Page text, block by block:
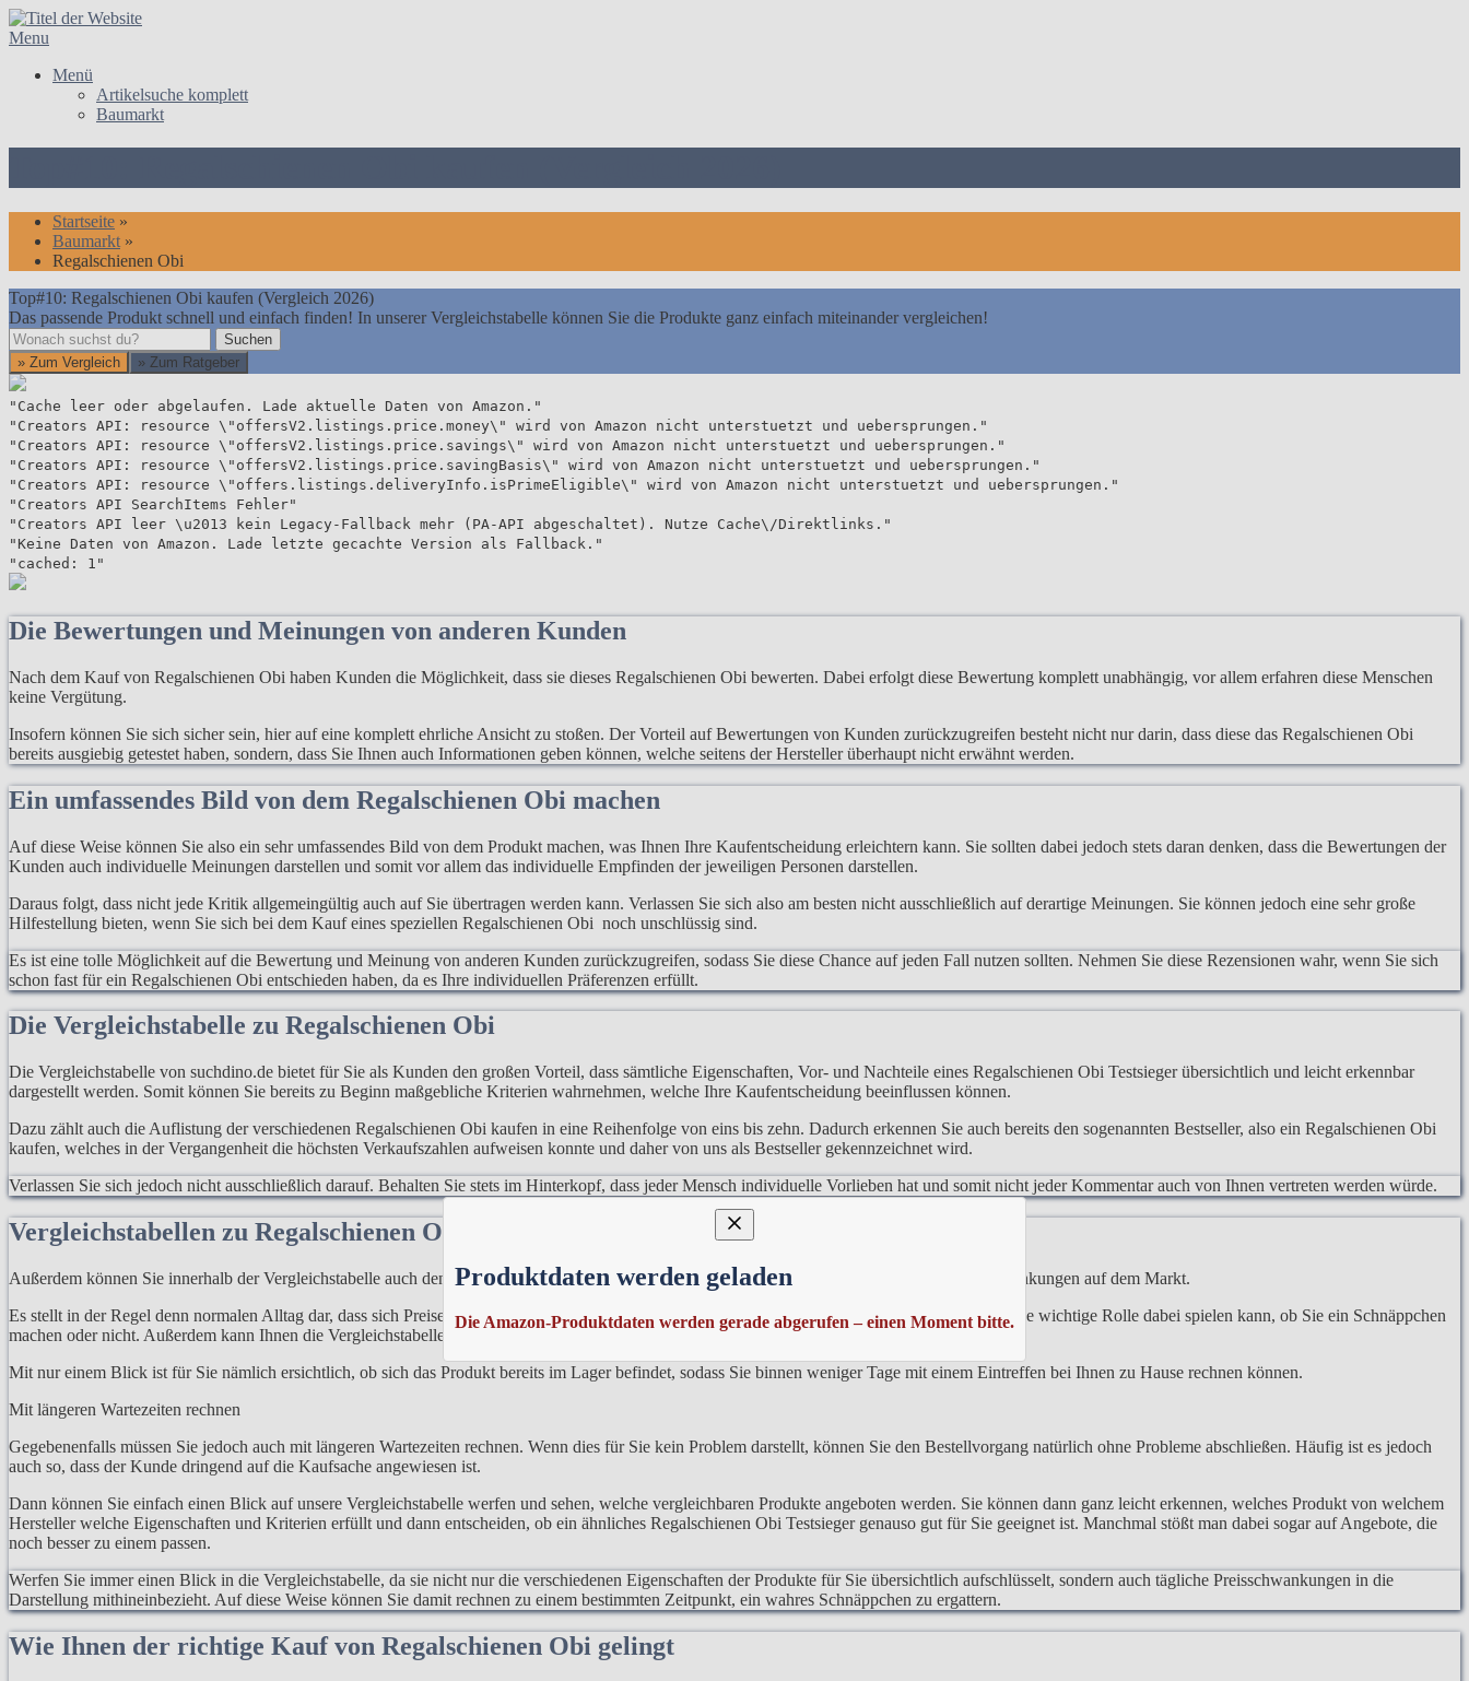
Skip
to
Menu
Menü
Artikelsuche komplett
Baumarkt
Startseite »
Baumarkt »
Regalschienen Obi
Top#10: Regalschienen Obi kaufen (Vergleich 2026)
Das passende Produkt schnell und einfach finden! In unserer Vergleichstabelle können Sie die Produkte ganz einfach miteinander vergleichen!
Suchen
Suchen
» Zum Vergleich
» Zum Ratgeber
"Cache leer oder abgelaufen. Lade aktuelle Daten von Amazon."
"Creators API: resource \"offersV2.listings.price.money\" wird von Amazon nicht unterstuetzt und uebersprungen."
"Creators API: resource \"offersV2.listings.price.savings\" wird von Amazon nicht unterstuetzt und uebersprungen."
"Creators API: resource \"offersV2.listings.price.savingBasis\" wird von Amazon nicht unterstuetzt und uebersprungen."
"Creators API: resource \"offers.listings.deliveryInfo.isPrimeEligible\" wird von Amazon nicht unterstuetzt und uebersprungen."
"Creators API SearchItems Fehler"
"Creators API leer \u2013 kein Legacy-Fallback mehr (PA-API abgeschaltet). Nutze Cache\/Direktlinks."
"Keine Daten von Amazon. Lade letzte gecachte Version als Fallback."
"cached: 1"
Produktdaten werden geladen
Die Amazon-Produktdaten werden gerade abgerufen – einen Moment bitte.
Die Bewertungen und Meinungen von anderen Kunden
Nach dem Kauf von Regalschienen Obi haben Kunden die Möglichkeit, dass sie dieses Regalschienen Obi bewerten. Dabei erfolgt diese Bewertung komplett unabhängig, vor allem erfahren diese Menschen
keine Vergütung.
Insofern können Sie sich sicher sein, hier auf eine komplett ehrliche Ansicht zu stoßen. Der Vorteil auf Bewertungen von Kunden zurückzugreifen besteht nicht nur darin, dass diese das Regalschienen Obi
bereits ausgiebig getestet haben, sondern, dass Sie Ihnen auch Informationen geben können, welche seitens der Hersteller überhaupt nicht erwähnt werden.
Ein umfassendes Bild von dem Regalschienen Obi machen
Auf diese Weise können Sie also ein sehr umfassendes Bild von dem Produkt machen, was Ihnen Ihre Kaufentscheidung erleichtern kann. Sie sollten dabei jedoch stets daran denken, dass die Bewertungen der
Kunden auch individuelle Meinungen darstellen und somit vor allem das individuelle Empfinden der jeweiligen Personen darstellen.
Daraus folgt, dass nicht jede Kritik allgemeingültig auch auf Sie übertragen werden kann. Verlassen Sie sich also am besten nicht ausschließlich auf derartige Meinungen. Sie können jedoch eine sehr große
Hilfestellung bieten, wenn Sie sich bei dem Kauf eines speziellen Regalschienen Obi noch unschlüssig sind.
Es ist eine tolle Möglichkeit auf die Bewertung und Meinung von anderen Kunden zurückzugreifen, sodass Sie diese Chance auf jeden Fall nutzen sollten. Nehmen Sie diese Rezensionen wahr, wenn Sie sich
schon fast für ein Regalschienen Obi entschieden haben, da es Ihre individuellen Präferenzen erfüllt.
Die Vergleichstabelle zu Regalschienen Obi
Die Vergleichstabelle von suchdino.de bietet für Sie als Kunden den großen Vorteil, dass sämtliche Eigenschaften, Vor- und Nachteile eines Regalschienen Obi Testsieger übersichtlich und leicht erkennbar
dargestellt werden. Somit können Sie bereits zu Beginn maßgebliche Kriterien wahrnehmen, welche Ihre Kaufentscheidung beeinflussen können.
Dazu zählt auch die Auflistung der verschiedenen Regalschienen Obi kaufen in eine Reihenfolge von eins bis zehn. Dadurch erkennen Sie auch bereits den sogenannten Bestseller, also ein Regalschienen Obi
kaufen, welches in der Vergangenheit die höchsten Verkaufszahlen aufweisen konnte und daher von uns als Bestseller gekennzeichnet wird.
Verlassen Sie sich jedoch nicht ausschließlich darauf. Behalten Sie stets im Hinterkopf, dass jeder Mensch individuelle Vorlieben hat und somit nicht jeder Kommentar auch von Ihnen vertreten werden würde.
Vergleichstabellen zu Regalschienen Obi
Außerdem können Sie innerhalb der Vergleichstabelle auch den Preis erkennen. Dies ist vor allem relevant bei den immer vorhandenen Preisschwankungen auf dem Markt.
Es stellt in der Regel denn normalen Alltag dar, dass sich Preise nicht nur über Wochen hinweg ändern, sondern auch die Tageszeit des Einkaufs eine wichtige Rolle dabei spielen kann, ob Sie ein Schnäppchen
machen oder nicht. Außerdem kann Ihnen die Vergleichstabelle auch helfen, wenn Sie ein Regalschienen Obi kaufen sehr schnell benötigen.
Mit nur einem Blick ist für Sie nämlich ersichtlich, ob sich das Produkt bereits im Lager befindet, sodass Sie binnen weniger Tage mit einem Eintreffen bei Ihnen zu Hause rechnen können.
Mit längeren Wartezeiten rechnen
Gegebenenfalls müssen Sie jedoch auch mit längeren Wartezeiten rechnen. Wenn dies für Sie kein Problem darstellt, können Sie den Bestellvorgang natürlich ohne Probleme abschließen. Häufig ist es jedoch
auch so, dass der Kunde dringend auf die Kaufsache angewiesen ist.
Dann können Sie einfach einen Blick auf unsere Vergleichstabelle werfen und sehen, welche vergleichbaren Produkte angeboten werden. Sie können dann ganz leicht erkennen, welches Produkt von welchem
Hersteller welche Eigenschaften und Kriterien erfüllt und dann entscheiden, ob ein ähnliches Regalschienen Obi Testsieger genauso gut für Sie geeignet ist. Manchmal stößt man dabei sogar auf Angebote, die
noch besser zu einem passen.
Werfen Sie immer einen Blick in die Vergleichstabelle, da sie nicht nur die verschiedenen Eigenschaften der Produkte für Sie übersichtlich aufschlüsselt, sondern auch tägliche Preisschwankungen in die
Darstellung mithineinbezieht. Auf diese Weise können Sie damit rechnen zu einem bestimmten Zeitpunkt, ein wahres Schnäppchen zu ergattern.
Wie Ihnen der richtige Kauf von Regalschienen Obi gelingt